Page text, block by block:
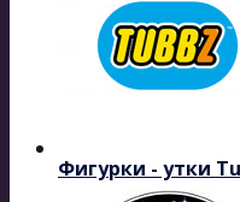
Фигурки - утки